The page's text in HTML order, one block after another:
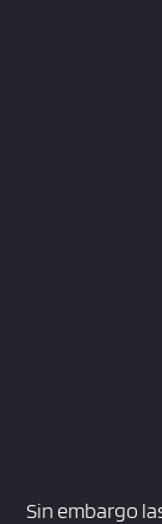
Sin embargo